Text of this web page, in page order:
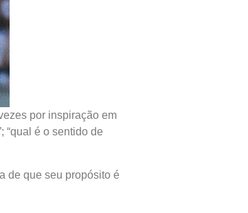
por inspiração em
“qual é o sentido de
de que seu propósito é